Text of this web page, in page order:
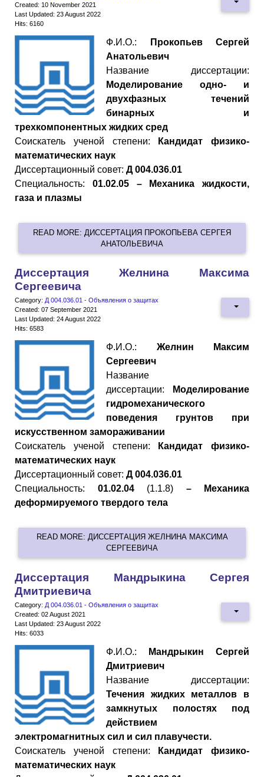
Created: 10 November 2021
Last Updated: 23 August 2022
Hits: 6160
Ф.И.О.:
Прокопьев Сергей
Анатольевич
Название диссертации:
Моделирование одно- и
двухфазных течений
бинарных и
трехкомпонентных жидких сред
Cоискатель ученой степени:
Кандидат физико-
математических наук
Диссертационный совет: Д 004.036.01
Специальность: 01.02.05 – Механика жидкости,
газа и плазмы
READ MORE: ДИССЕРТАЦИЯ ПРОКОПЬЕВА СЕРГЕЯ
АНАТОЛЬЕВИЧА
Диссертация Желнина Максима
Сергеевича
Category: Д 004.036.01 - Объявления о защитах
Created: 07 September 2021
Last Updated: 24 August 2022
Hits: 6583
Ф.И.О.: Желнин Максим
Сергеевич
Название
диссертации:
Моделирование
гидромеханического
поведения грунтов при
искусственном замораживании
Cоискатель ученой степени:
Кандидат физико-
математических наук
Диссертационный совет: Д 004.036.01
Специальность: 01.02.04 (1.1.8) – Механика
деформируемого твердого тела
READ MORE: ДИССЕРТАЦИЯ ЖЕЛНИНА МАКСИМА
СЕРГЕЕВИЧА
Диссертация Мандрыкина Сергея
Дмитриевича
Category: Д 004.036.01 - Объявления о защитах
Created: 02 August 2021
Last Updated: 23 August 2022
Hits: 6033
Ф.И.О.:
Мандрыкин Сергей
Дмитриевич
Название диссертации:
Течения жидких металлов в
замкнутых полостях под
действием
электромагнитных сил и сил плавучести.
Cоискатель ученой степени:
Кандидат физико-
математических наук